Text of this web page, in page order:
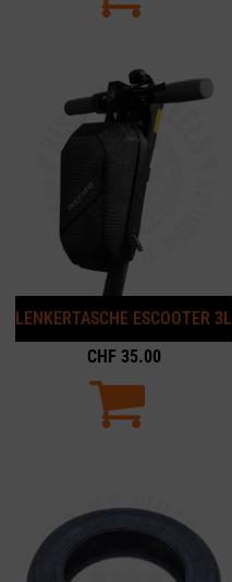
LENKERTASCHE ESCOOTER 3L
CHF 35.00